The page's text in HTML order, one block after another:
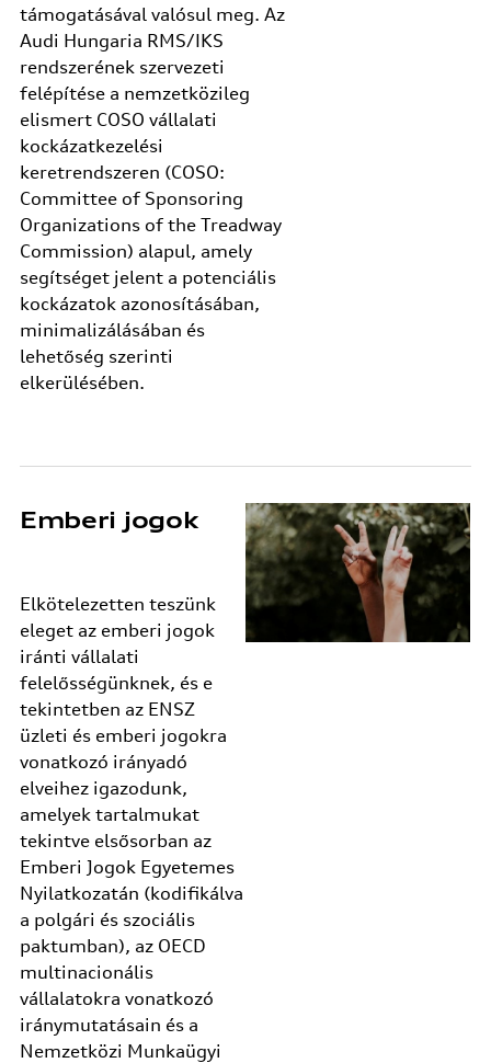
támogatásával valósul meg. Az
Audi Hungaria RMS/IKS
rendszerének szervezeti
felépítése a nemzetközileg
elismert COSO vállalati
kockázatkezelési
keretrendszeren (COSO:
Committee of Sponsoring
Organizations of the Treadway
Commission) alapul, amely
segítséget jelent a potenciális
kockázatok azonosításában,
minimalizálásában és
lehetőség szerinti
elkerülésében.
Emberi jogok
Elkötelezetten teszünk
eleget az emberi jogok
iránti vállalati
felelősségünknek, és e
tekintetben az ENSZ
üzleti és emberi jogokra
vonatkozó irányadó
elveihez igazodunk,
amelyek tartalmukat
tekintve elsősorban az
Emberi Jogok Egyetemes
Nyilatkozatán (kodifikálva
a polgári és szociális
paktumban), az OECD
multinacionális
vállalatokra vonatkozó
iránymutatásain és a
Nemzetközi Munkaügyi